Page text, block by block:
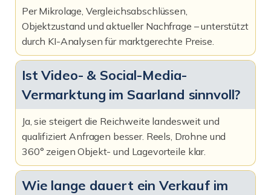
Per Mikrolage, Vergleichsabschlüssen,
Objektzustand und aktueller Nachfrage – unterstützt
durch KI-Analysen für marktgerechte Preise.
Ist Video- & Social-Media-
Vermarktung im Saarland sinnvoll?
Ja, sie steigert die Reichweite landesweit und
qualifiziert Anfragen besser. Reels, Drohne und
360° zeigen Objekt- und Lagevorteile klar.
Wie lange dauert ein Verkauf im